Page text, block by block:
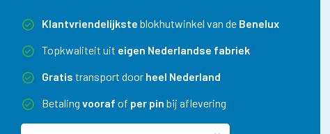
Klantvriendelijkste blokhutwinkel van de Benelux
Topkwaliteit uit eigen Nederlandse fabriek
Gratis transport door heel Nederland
Betaling vooraf of per pin bij aflevering